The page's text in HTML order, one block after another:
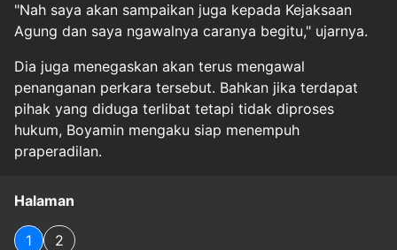
"Nah saya akan sampaikan juga kepada Kejaksaan
Agung dan saya ngawalnya caranya begitu," ujarnya.
Dia juga menegaskan akan terus mengawal
penanganan perkara tersebut. Bahkan jika terdapat
pihak yang diduga terlibat tetapi tidak diproses
hukum, Boyamin mengaku siap menempuh
praperadilan.
Halaman
1 2